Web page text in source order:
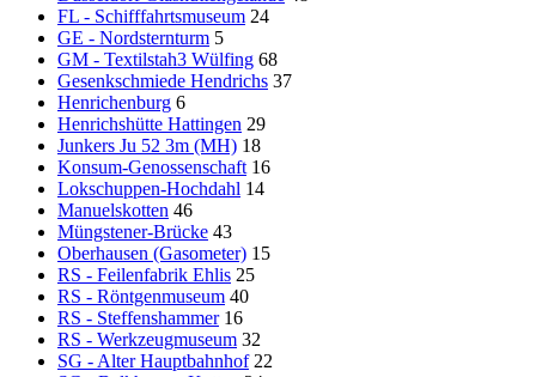
FL - Schifffahrtsmuseum 24
GE - Nordsternturm 5
GM - Textilstah3 Wülfing 68
Gesenkschmiede Hendrichs 37
Henrichenburg 6
Henrichshütte Hattingen 29
Junkers Ju 52 3m (MH) 18
Konsum-Genossenschaft 16
Lokschuppen-Hochdahl 14
Manuelskotten 46
Müngstener-Brücke 43
Oberhausen (Gasometer) 15
RS - Feilenfabrik Ehlis 25
RS - Röntgenmuseum 40
RS - Steffenshammer 16
RS - Werkzeugmuseum 32
SG - Alter Hauptbahnhof 22